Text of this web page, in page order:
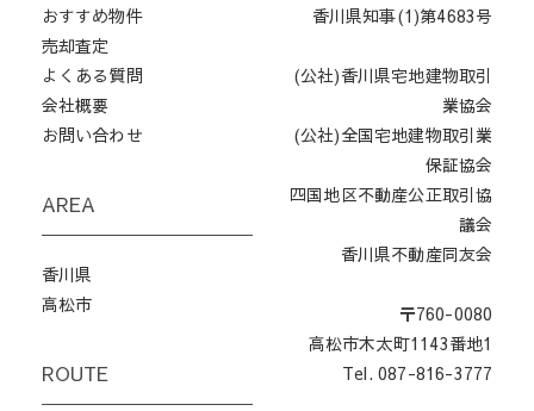
おすすめ物件
売却査定
よくある質問
会社概要
お問い合わせ
AREA
香川県
高松市
ROUTE
香川県知事(1)第4683号
(公社)香川県宅地建物取引
業協会
(公社)全国宅地建物取引業
保証協会
四国地区不動産公正取引協
議会
香川県不動産同友会
〒760-0080
高松市木太町1143番地1
Tel. 087-816-3777